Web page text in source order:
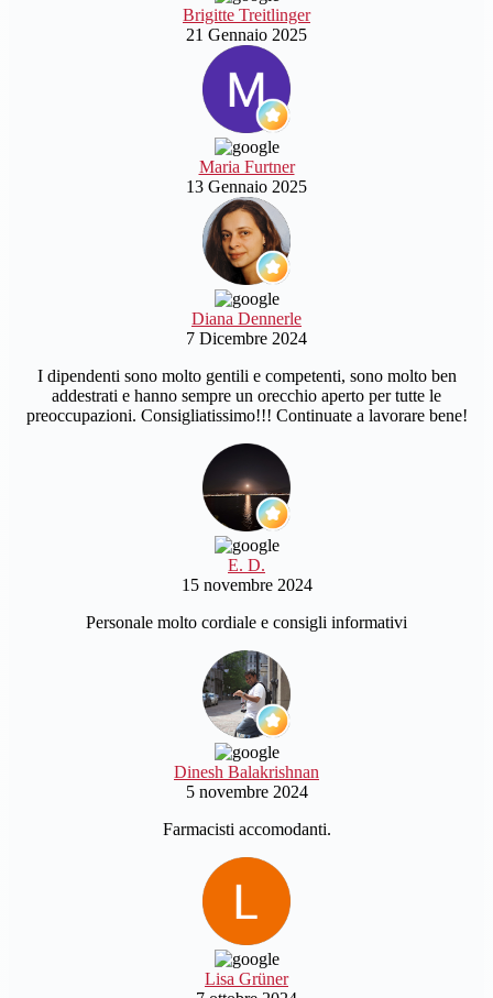
Brigitte Treitlinger
21 Gennaio 2025
Maria Furtner
13 Gennaio 2025
Diana Dennerle
7 Dicembre 2024
I dipendenti sono molto gentili e competenti, sono molto ben
addestrati e hanno sempre un orecchio aperto per tutte le
preoccupazioni. Consigliatissimo!!! Continuate a lavorare bene!
E. D.
15 novembre 2024
Personale molto cordiale e consigli informativi
Dinesh Balakrishnan
5 novembre 2024
Farmacisti accomodanti.
Lisa Grüner